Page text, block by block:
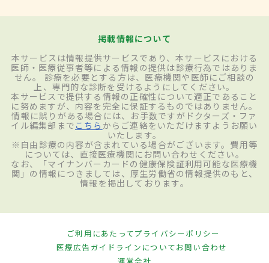
掲載情報について
本サービスは情報提供サービスであり、本サービスにおける
医師・医療従事者等による情報の提供は診療行為ではありま
せん。 診療を必要とする方は、医療機関や医師にご相談の
上、専門的な診断を受けるようにしてください。
本サービスで提供する情報の正確性について適正であること
に努めますが、内容を完全に保証するものではありません。
情報に誤りがある場合には、お手数ですがドクターズ・ファ
イル編集部まで こちら からご連絡をいただけますようお願い
いたします。
※自由診療の内容が含まれている場合がございます。費用等
については、直接医療機関にお問い合わせください。
なお、「マイナンバーカードの健康保険証利用可能な医療機
関」の情報につきましては、厚生労働省の情報提供のもと、
情報を掲出しております。
ご利用にあたってプライバシーポリシー
医療広告ガイドラインについてお問い合わせ